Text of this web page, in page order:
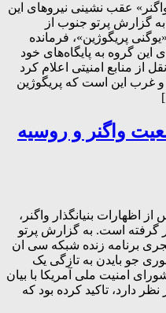
عقب نشینی نیروهای این
به گزارش پرتو جنوب از
پریگوژین»، فرمانده
این گروه به پایگاه‌های خود
از منابع امنیتی اعلام کرد
و غرب این است که پریگوژین
واگنر و روسیه
اظهارات بنیانگذار واگنر،
گرفته است. به گزارش پرتو
برنامه زنده شبکه سی ان
جو بایدن به تازگی یک
امنیت ملی آمریکا با بیان
دارد، تاکید کرده بود که